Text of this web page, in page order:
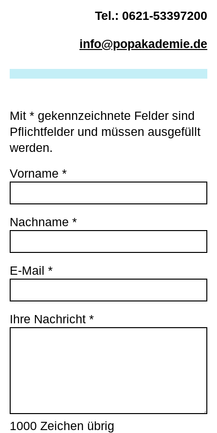
Tel.: 0621-53397200
info@popakademie.de
Mit * gekennzeichnete Felder sind
Pflichtfelder und müssen ausgefüllt
werden.
Vorname *
Nachname *
E-Mail *
Ihre Nachricht *
1000 Zeichen übrig